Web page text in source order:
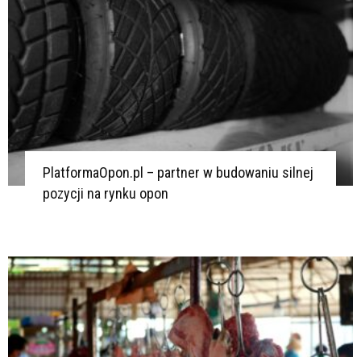
PlatformaOpon.pl – partner w budowaniu silnej
pozycji na rynku opon